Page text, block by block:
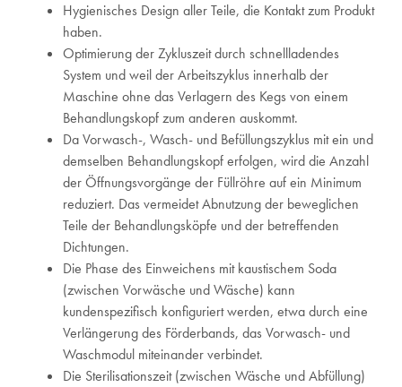
Hygienisches Design aller Teile, die Kontakt zum Produkt
haben.
Optimierung der Zykluszeit durch schnellladendes
System und weil der Arbeitszyklus innerhalb der
Maschine ohne das Verlagern des Kegs von einem
Behandlungskopf zum anderen auskommt.
Da Vorwasch-, Wasch- und Befüllungszyklus mit ein und
demselben Behandlungskopf erfolgen, wird die Anzahl
der Öffnungsvorgänge der Füllröhre auf ein Minimum
reduziert. Das vermeidet Abnutzung der beweglichen
Teile der Behandlungsköpfe und der betreffenden
Dichtungen.
Die Phase des Einweichens mit kaustischem Soda
(zwischen Vorwäsche und Wäsche) kann
kundenspezifisch konfiguriert werden, etwa durch eine
Verlängerung des Förderbands, das Vorwasch- und
Waschmodul miteinander verbindet.
Die Sterilisationszeit (zwischen Wäsche und Abfüllung)